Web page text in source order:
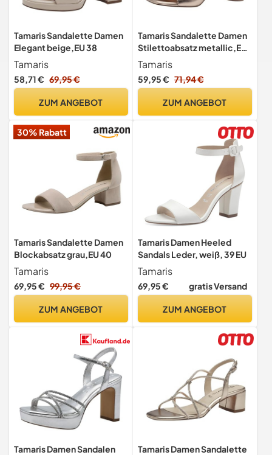
Tamaris Sandalette Damen
Elegant beige,EU 38
Tamaris
58,71 € 69,95 €
ZUM ANGEBOT
Tamaris Sandalette Damen
Stilettoabsatz metallic,EU
39
Tamaris
59,95 € 71,94 €
ZUM ANGEBOT
30% Rabatt
Tamaris Sandalette Damen
Blockabsatz grau,EU 40
Tamaris
69,95 € 99,95 €
ZUM ANGEBOT
Tamaris Damen Heeled
Sandals Leder, weiß, 39 EU
Tamaris
69,95 € gratis Versand
ZUM ANGEBOT
Tamaris Damen Sandalen
Tamaris Damen Sandalette